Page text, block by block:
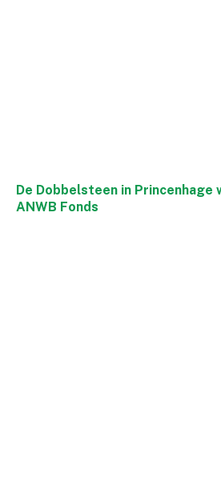
De Dobbelsteen in Princenhage
ANWB Fonds